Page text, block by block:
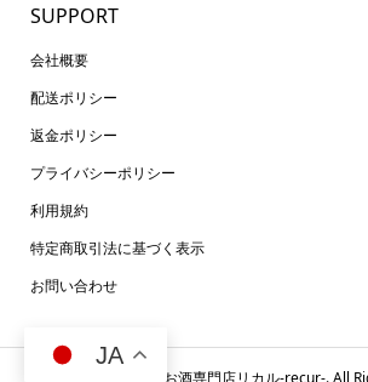
SUPPORT
会社概要
配送ポリシー
返金ポリシー
プライバシーポリシー
利用規約
特定商取引法に基づく表示
お問い合わせ
お酒専門店リカル-recur-. All
JA